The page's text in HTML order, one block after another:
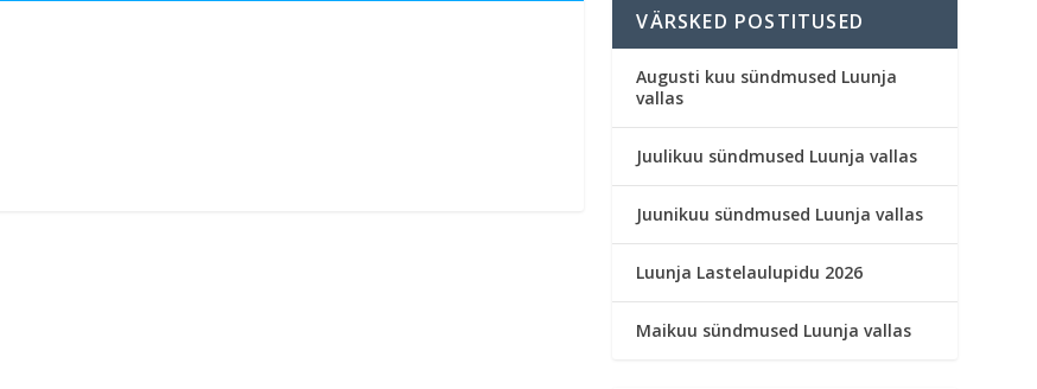
VÄRSKED POSTITUSED
Augusti kuu sündmused Luunja
vallas
Juulikuu sündmused Luunja vallas
Juunikuu sündmused Luunja vallas
Luunja Lastelaulupidu 2026
Maikuu sündmused Luunja vallas